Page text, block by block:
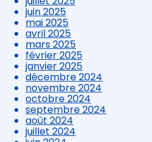
juin 2025
mai 2025
avril 2025
mars 2025
février 2025
janvier 2025
décembre 2024
novembre 2024
octobre 2024
septembre 2024
août 2024
juillet 2024